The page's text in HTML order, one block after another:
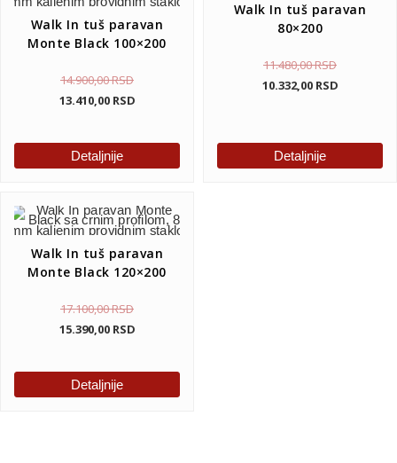
Walk In tuš paravan
Monte Black 100×200
14.900,00RSD
13.410,00 RSD
Detaljnije
Walk In tuš paravan
80×200
11.480,00RSD
10.332,00 RSD
Detaljnije
Walk In tuš paravan
Monte Black 120×200
17.100,00RSD
15.390,00 RSD
Detaljnije